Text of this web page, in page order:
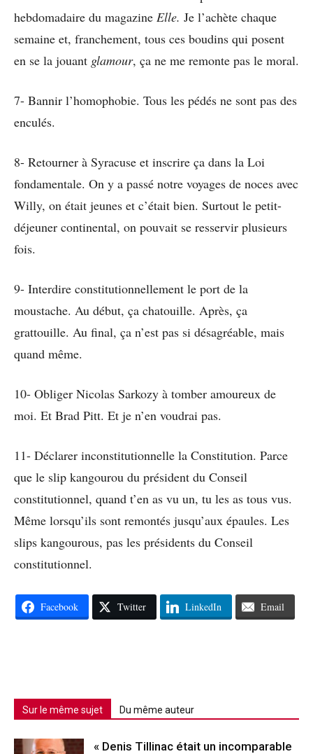
hebdomadaire du magazine Elle. Je l’achète chaque
semaine et, franchement, tous ces boudins qui posent
en se la jouant glamour, ça ne me remonte pas le moral.
7- Bannir l’homophobie. Tous les pédés ne sont pas des
enculés.
8- Retourner à Syracuse et inscrire ça dans la Loi
fondamentale. On y a passé notre voyages de noces avec
Willy, on était jeunes et c’était bien. Surtout le petit-
déjeuner continental, on pouvait se resservir plusieurs
fois.
9- Interdire constitutionnellement le port de la
moustache. Au début, ça chatouille. Après, ça
grattouille. Au final, ça n’est pas si désagréable, mais
quand même.
10- Obliger Nicolas Sarkozy à tomber amoureux de
moi. Et Brad Pitt. Et je n’en voudrai pas.
11- Déclarer inconstitutionnelle la Constitution. Parce
que le slip kangourou du président du Conseil
constitutionnel, quand t’en as vu un, tu les as tous vus.
Même lorsqu’ils sont remontés jusqu’aux épaules. Les
slips kangourous, pas les présidents du Conseil
constitutionnel.
Facebook Twitter LinkedIn Email
Sur le même sujet Du même auteur
« Denis Tillinac était un incomparable